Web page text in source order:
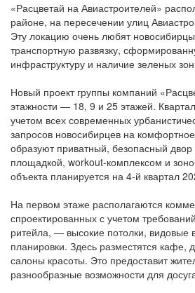
«Расцветай на Авиастроителей»
районе, на пересечении улиц
Эту локацию очень любят
транспортную развязку,
инфраструктуру и наличие зеленых
Новый проект группы компаний
этажности — 18, 9 и 25 этажей.
учетом всех современных
запросов новосибирцев на
образуют приватный, безопасный двор
площадкой, workout-комплексом и
объекта планируется на 4-й квартал
На первом этаже располагаются
спроектированных с учетом
ритейла, — высокие потолки, видовые
планировки. Здесь разместятся кафе,
салоны красоты. Это предоставит
разнообразные возможности для